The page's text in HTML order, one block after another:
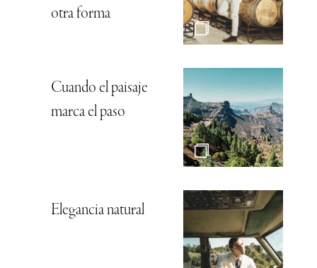
otra forma
Cuando el paisaje
marca el paso
Elegancia natural